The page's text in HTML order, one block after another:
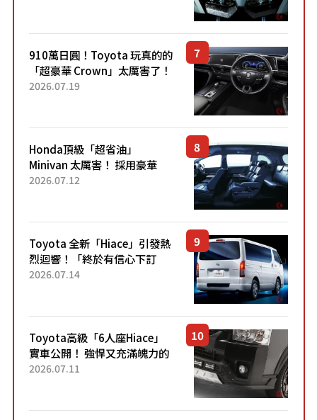
910萬日圓！Toyota 玩真的的
「超豪華 Crown」太厲害了！
採用由「匠人技藝」打造的
2026.07.19
Honda頂級「超省油」
Minivan 太厲害！ 採用豪華
「真皮座椅」與專屬「黑色內
「三...
2026.07.12
Toyota 全新「Hiace」引發熱
烈迴響！「終於有信心下訂
了！」「哪個等級交車最
車？...
2026.07.14
Toyota高級「6人座Hiace」
實車公開！ 強悍又充滿魄力的
「全黑設計」搭配特別「豪華
2026.07.11